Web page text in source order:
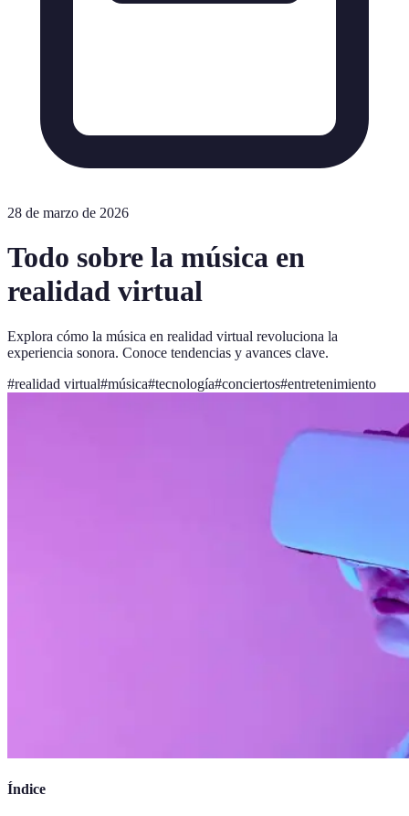
28 de marzo de 2026
Todo sobre la música en
realidad virtual
Explora cómo la música en realidad virtual revoluciona la
experiencia sonora. Conoce tendencias y avances clave.
#realidad virtual#música#tecnología#conciertos#entretenimiento
Índice